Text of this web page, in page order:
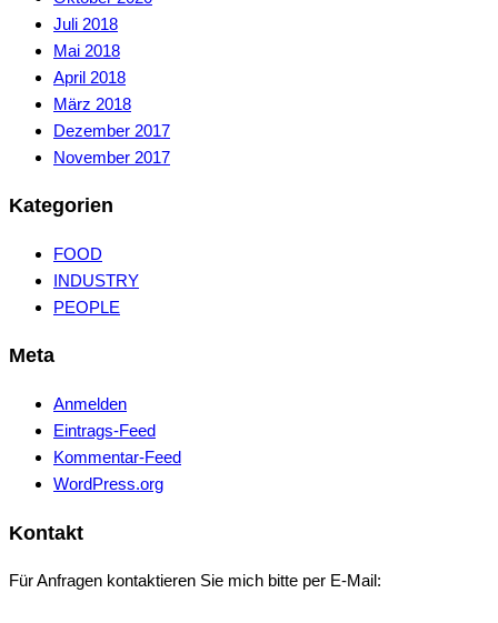
Juli 2018
Mai 2018
April 2018
März 2018
Dezember 2017
November 2017
Kategorien
FOOD
INDUSTRY
PEOPLE
Meta
Anmelden
Eintrags-Feed
Kommentar-Feed
WordPress.org
Kontakt
Für Anfragen kontaktieren Sie mich bitte per E-Mail: